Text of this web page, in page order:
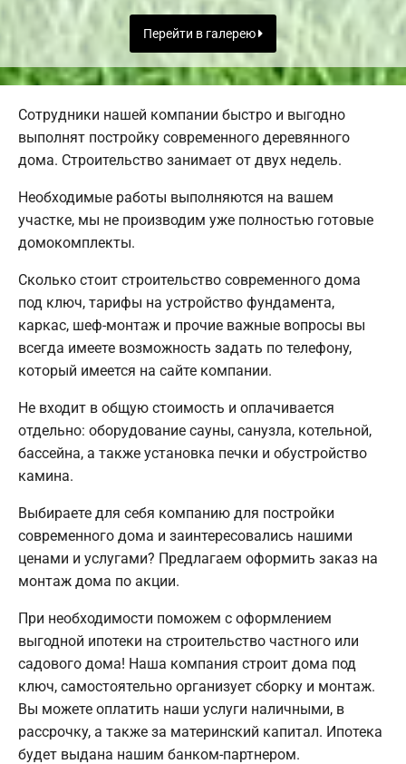
Перейти в галерею
Сотрудники нашей компании быстро и выгодно
выполнят постройку современного деревянного
дома. Строительство занимает от двух недель.
Необходимые работы выполняются на вашем
участке, мы не производим уже полностью готовые
домокомплекты.
Сколько стоит строительство современного дома
под ключ, тарифы на устройство фундамента,
каркас, шеф-монтаж и прочие важные вопросы вы
всегда имеете возможность задать по телефону,
который имеется на сайте компании.
Не входит в общую стоимость и оплачивается
отдельно: оборудование сауны, санузла, котельной,
бассейна, а также установка печки и обустройство
камина.
Выбираете для себя компанию для постройки
современного дома и заинтересовались нашими
ценами и услугами? Предлагаем оформить заказ на
монтаж дома по акции.
При необходимости поможем с оформлением
выгодной ипотеки на строительство частного или
садового дома! Наша компания строит дома под
ключ, самостоятельно организует сборку и монтаж.
Вы можете оплатить наши услуги наличными, в
рассрочку, а также за материнский капитал. Ипотека
будет выдана нашим банком-партнером.